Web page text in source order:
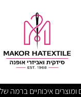
ומוצרים איכותיים